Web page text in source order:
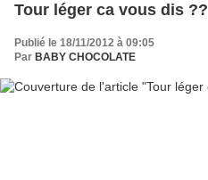
Tour léger ca vous dis ??
Publié le 18/11/2012 à 09:05
Par BABY CHOCOLATE